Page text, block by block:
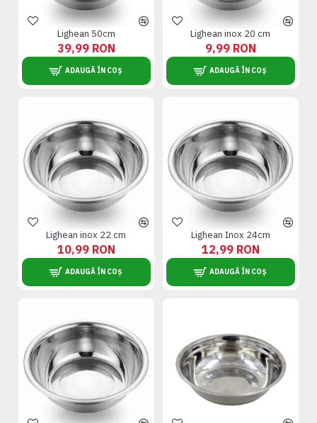
Lighean 50cm
39,99 RON
ADAUGĂ ÎN COȘ
Lighean inox 20 cm
9,99 RON
ADAUGĂ ÎN COȘ
Lighean inox 22 cm
10,99 RON
ADAUGĂ ÎN COȘ
Lighean Inox 24cm
12,99 RON
ADAUGĂ ÎN COȘ